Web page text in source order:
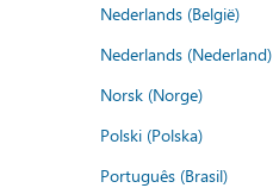
Nederlands (België)
Nederlands (Nederland)
Norsk (Norge)
Polski (Polska)
Português (Brasil)